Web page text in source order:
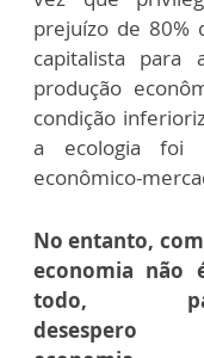
prejuízo de 80%
capitalista para
produção
condição
a ecologia foi
econômico-
No entanto,
economia não
todo,
desespero